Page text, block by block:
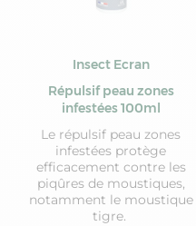
Insect Ecran
Répulsif peau zones
infestées 100ml
Le répulsif peau zones
infestées protège
efficacement contre les
piqûres de moustiques,
notamment le moustique
tigre.